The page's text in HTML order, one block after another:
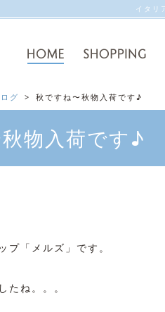
イタリ
グ 秋ですね〜秋物入荷です♪
物入荷です♪
プ「メルズ」です。
たね。。。